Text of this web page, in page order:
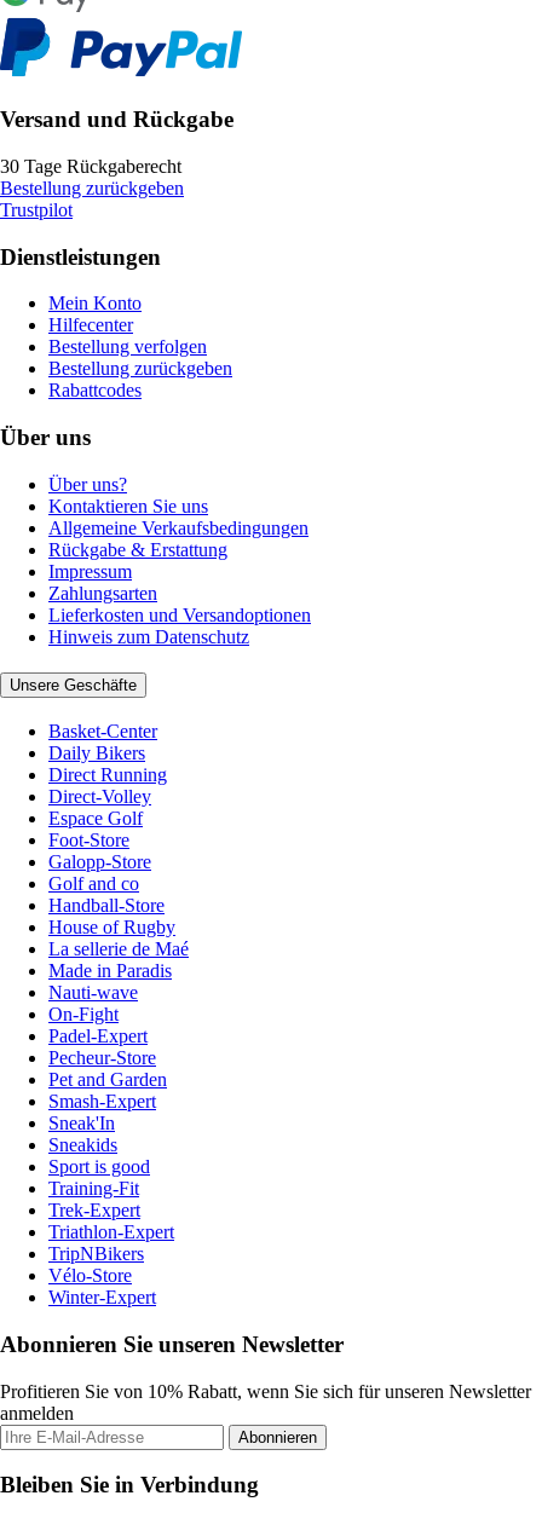
Versand und Rückgabe
30 Tage Rückgaberecht
Bestellung zurückgeben
Trustpilot
Dienstleistungen
Mein Konto
Hilfecenter
Bestellung verfolgen
Bestellung zurückgeben
Rabattcodes
Über uns
Über uns?
Kontaktieren Sie uns
Allgemeine Verkaufsbedingungen
Rückgabe & Erstattung
Impressum
Zahlungsarten
Lieferkosten und Versandoptionen
Hinweis zum Datenschutz
Unsere Geschäfte
Basket-Center
Daily Bikers
Direct Running
Direct-Volley
Espace Golf
Foot-Store
Galopp-Store
Golf and co
Handball-Store
House of Rugby
La sellerie de Maé
Made in Paradis
Nauti-wave
On-Fight
Padel-Expert
Pecheur-Store
Pet and Garden
Smash-Expert
Sneak'In
Sneakids
Sport is good
Training-Fit
Trek-Expert
Triathlon-Expert
TripNBikers
Vélo-Store
Winter-Expert
Abonnieren Sie unseren Newsletter
Profitieren Sie von 10% Rabatt, wenn Sie sich für unseren Newsletter
anmelden
Abonnieren
Bleiben Sie in Verbindung